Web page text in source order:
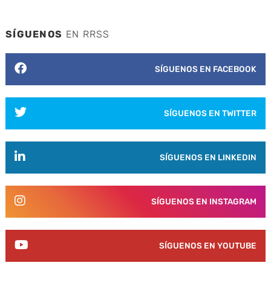
SÍGUENOS EN RRSS
SÍGUENOS EN FACEBOOK
SÍGUENOS EN TWITTER
SÍGUENOS EN LINKEDIN
SÍGUENOS EN INSTAGRAM
SÍGUENOS EN YOUTUBE